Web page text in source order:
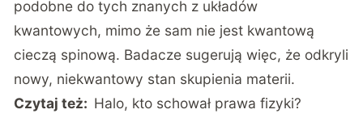
podobne do tych znanych z układów
kwantowych, mimo że sam nie jest kwantową
cieczą spinową. Badacze sugerują więc, że odkryli
nowy, niekwantowy stan skupienia materii.
Czytaj też: Halo, kto schował prawa fizyki?